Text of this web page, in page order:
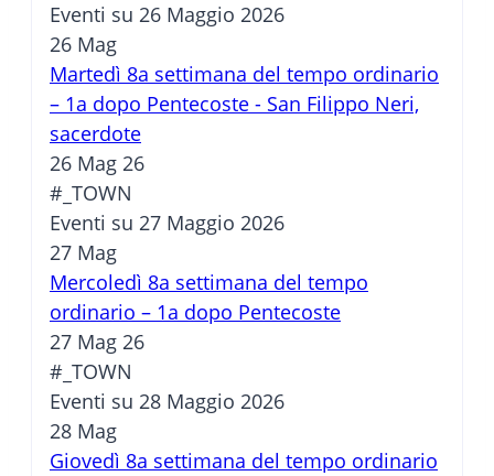
Eventi su 26 Maggio 2026
26 Mag
Martedì 8a settimana del tempo ordinario
– 1a dopo Pentecoste - San Filippo Neri,
sacerdote
26 Mag 26
#_TOWN
Eventi su 27 Maggio 2026
27 Mag
Mercoledì 8a settimana del tempo
ordinario – 1a dopo Pentecoste
27 Mag 26
#_TOWN
Eventi su 28 Maggio 2026
28 Mag
Giovedì 8a settimana del tempo ordinario